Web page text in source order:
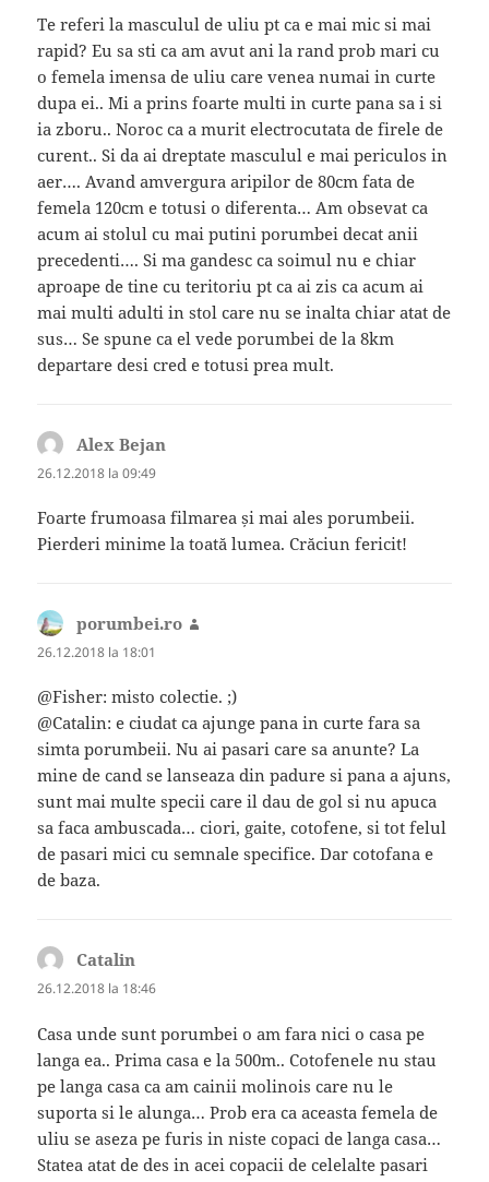
Te referi la masculul de uliu pt ca e mai mic si mai
rapid? Eu sa sti ca am avut ani la rand prob mari cu
o femela imensa de uliu care venea numai in curte
dupa ei.. Mi a prins foarte multi in curte pana sa i si
ia zboru.. Noroc ca a murit electrocutata de firele de
curent.. Si da ai dreptate masculul e mai periculos in
aer…. Avand amvergura aripilor de 80cm fata de
femela 120cm e totusi o diferenta… Am obsevat ca
acum ai stolul cu mai putini porumbei decat anii
precedenti…. Si ma gandesc ca soimul nu e chiar
aproape de tine cu teritoriu pt ca ai zis ca acum ai
mai multi adulti in stol care nu se inalta chiar atat de
sus… Se spune ca el vede porumbei de la 8km
departare desi cred e totusi prea mult.
Alex Bejan
26.12.2018 la 09:49
Foarte frumoasa filmarea și mai ales porumbeii.
Pierderi minime la toată lumea. Crăciun fericit!
porumbei.ro
26.12.2018 la 18:01
@Fisher: misto colectie. ;)
@Catalin: e ciudat ca ajunge pana in curte fara sa
simta porumbeii. Nu ai pasari care sa anunte? La
mine de cand se lanseaza din padure si pana a ajuns,
sunt mai multe specii care il dau de gol si nu apuca
sa faca ambuscada… ciori, gaite, cotofene, si tot felul
de pasari mici cu semnale specifice. Dar cotofana e
de baza.
Catalin
26.12.2018 la 18:46
Casa unde sunt porumbei o am fara nici o casa pe
langa ea.. Prima casa e la 500m.. Cotofenele nu stau
pe langa casa ca am cainii molinois care nu le
suporta si le alunga… Prob era ca aceasta femela de
uliu se aseza pe furis in niste copaci de langa casa…
Statea atat de des in acei copacii de celelalte pasari